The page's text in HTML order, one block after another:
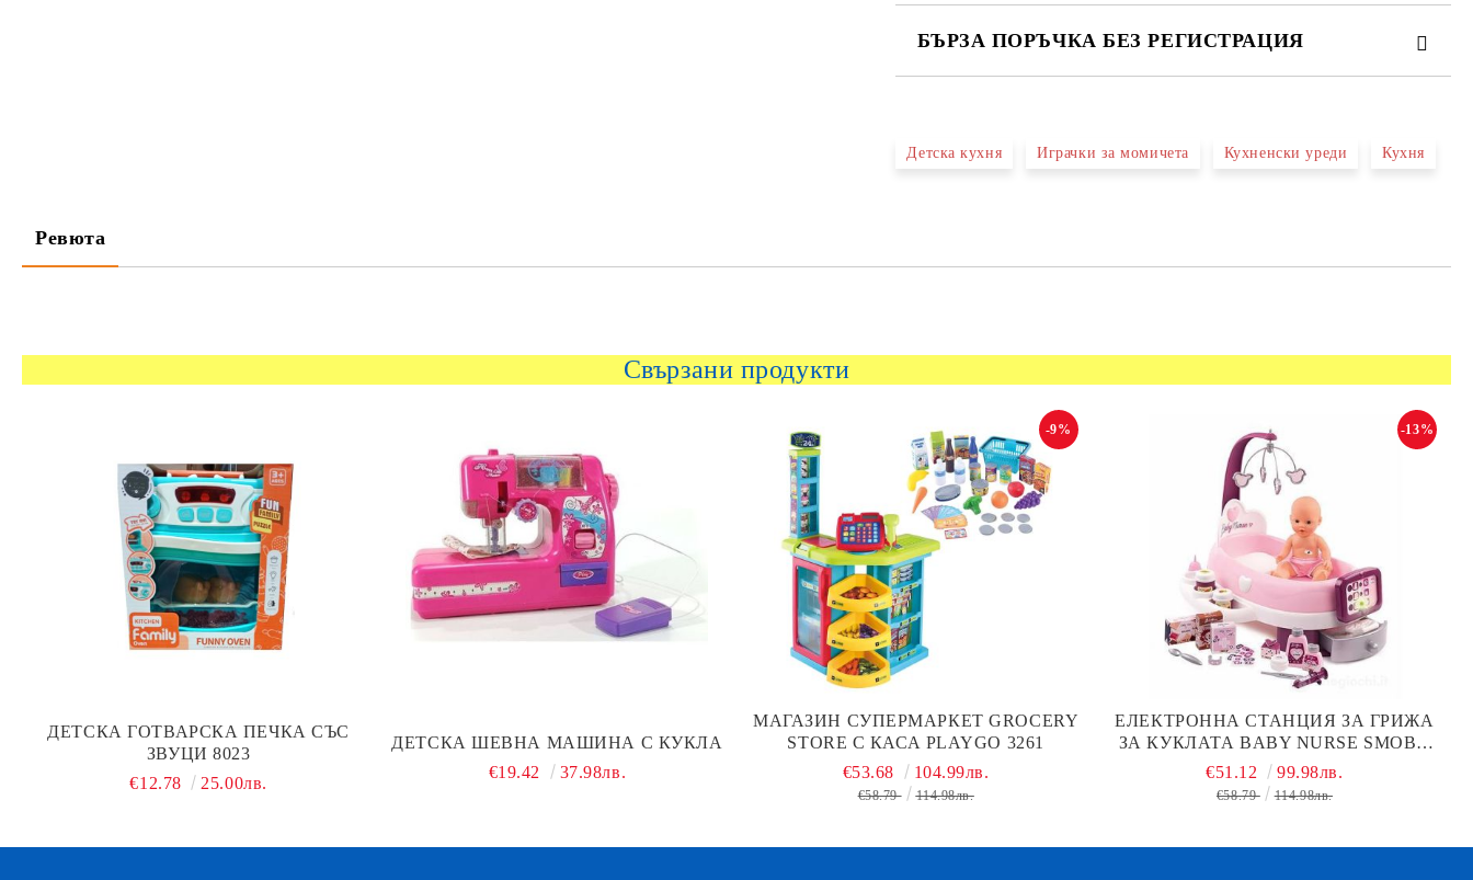
БЪРЗА ПОРЪЧКА БЕЗ РЕГИСТРАЦИЯ
Ние ще се свържем с вас в рамките на работния ден.
Детска кухня Играчки за момичета Кухненски уреди Кухня
Ревюта
Свързани продукти
ДЕТСКА ГОТВАРСКА ПЕЧКА СЪС
ЗВУЦИ 8023
€12.78
25.00лв.
ДЕТСКА ШЕВНА МАШИНА С КУКЛА
€19.42
37.98лв.
МАГАЗИН СУПЕРМАРКЕТ GROCERY
STORE С КАСА PLAYGO 3261
-9%
€53.68 104.99лв.
€58.79 114.98лв.
ЕЛЕКТРОННА СТАНЦИЯ ЗА ГРИЖА
ЗА КУКЛАТА BABY NURSE SMOBY
220347
-13%
€51.12 99.98лв.
€58.79 114.98лв.